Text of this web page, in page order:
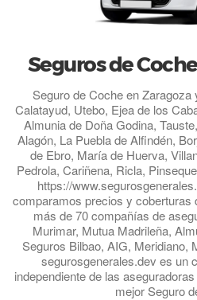
Seguros de
Seguro de Coche en
Calatayud, Utebo, Ejea de los
Almunia de Doña Godina,
Alagón, La Puebla de Alfindén,
de Ebro, María de Huerva,
Pedrola, Cariñena, Ricla,
https://
comparamos precios y coberturas
más de 70 compañías de
Murimar, Mutua Madrileña,
Seguros Bilbao, AIG, Meridiano,
segurosgenerales.dev es un
independiente de las
mejor Seguro